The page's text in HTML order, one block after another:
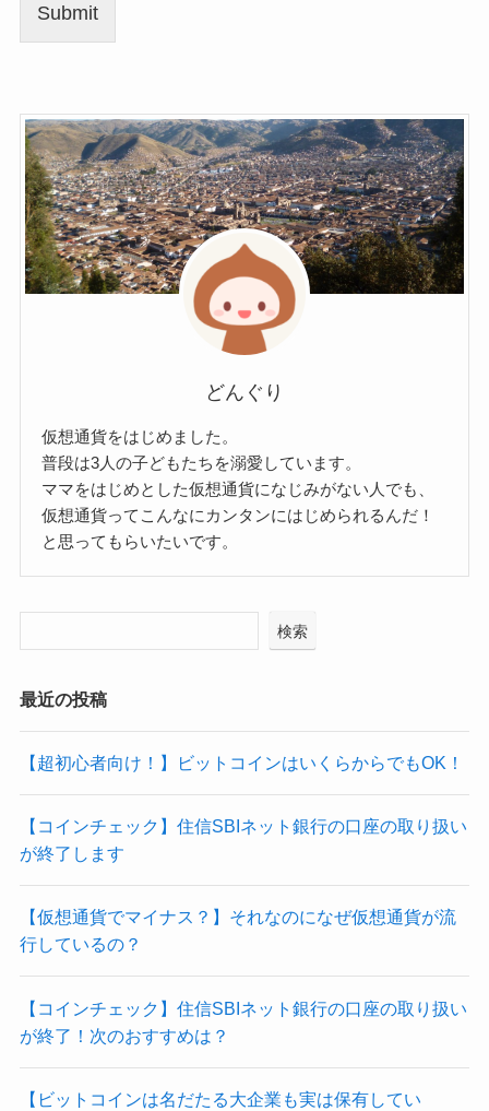
Submit
どんぐり
仮想通貨をはじめました。
普段は3人の子どもたちを溺愛しています。
ママをはじめとした仮想通貨になじみがない人でも、
仮想通貨ってこんなにカンタンにはじめられるんだ！
と思ってもらいたいです。
検索
最近の投稿
【超初心者向け！】ビットコインはいくらからでもOK！
【コインチェック】住信SBIネット銀行の口座の取り扱い
が終了します
【仮想通貨でマイナス？】それなのになぜ仮想通貨が流
行しているの？
【コインチェック】住信SBIネット銀行の口座の取り扱い
が終了！次のおすすめは？
【ビットコインは名だたる大企業も実は保有してい